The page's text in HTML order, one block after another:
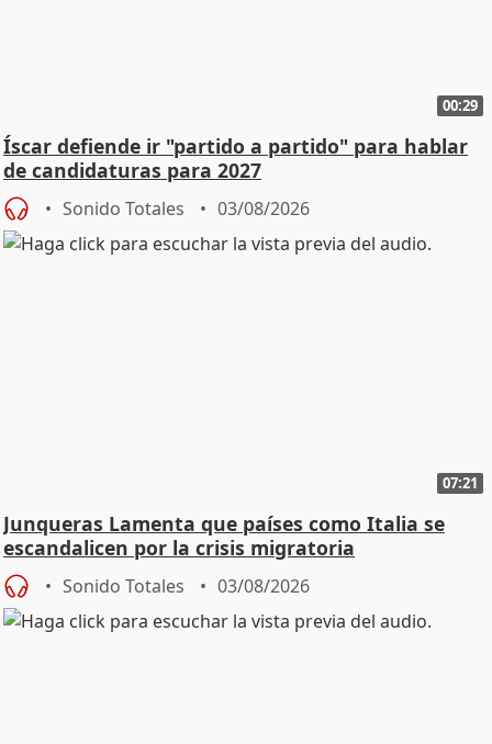
00:29
Íscar defiende ir "partido a partido" para hablar
de candidaturas para 2027
Sonido Totales 03/08/2026
07:21
Junqueras Lamenta que países como Italia se
escandalicen por la crisis migratoria
Sonido Totales 03/08/2026